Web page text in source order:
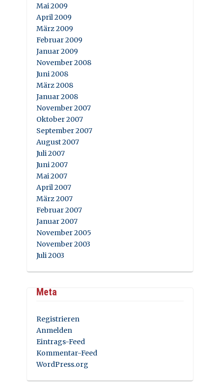
Mai 2009
April 2009
März 2009
Februar 2009
Januar 2009
November 2008
Juni 2008
März 2008
Januar 2008
November 2007
Oktober 2007
September 2007
August 2007
Juli 2007
Juni 2007
Mai 2007
April 2007
März 2007
Februar 2007
Januar 2007
November 2005
November 2003
Juli 2003
Meta
Registrieren
Anmelden
Eintrags-Feed
Kommentar-Feed
WordPress.org